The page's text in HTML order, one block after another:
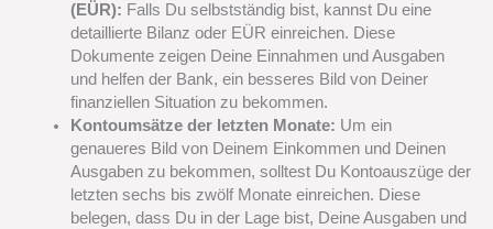
(EÜR): Falls Du selbstständig bist, kannst Du eine
detaillierte Bilanz oder EÜR einreichen. Diese
Dokumente zeigen Deine Einnahmen und Ausgaben
und helfen der Bank, ein besseres Bild von Deiner
finanziellen Situation zu bekommen.
Kontoumsätze der letzten Monate: Um ein
genaueres Bild von Deinem Einkommen und Deinen
Ausgaben zu bekommen, solltest Du Kontoauszüge der
letzten sechs bis zwölf Monate einreichen. Diese
belegen, dass Du in der Lage bist, Deine Ausgaben und